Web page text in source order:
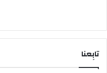
تابِعنا